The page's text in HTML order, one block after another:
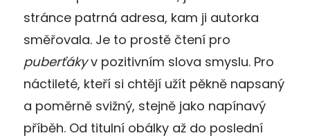
stránce patrná adresa, kam ji autorka
směřovala. Je to prostě čtení pro
puberťákyv pozitivním slova smyslu. Pro
náctileté, kteří si chtějí užít pěkně napsaný
a poměrně svižný, stejně jako napínavý
příběh. Od titulní obálky až do poslední